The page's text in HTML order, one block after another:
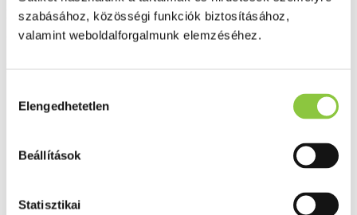
szabásához, közösségi funkciók biztosításához,
valamint weboldalforgalmunk elemzéséhez.
kiválasztása
Elengedhetetlen
Beállítások
Statisztikai
Minőségellenőrzött termékek
Valós gyógyszertári háttér
Ezek is érdekelhetik Önt